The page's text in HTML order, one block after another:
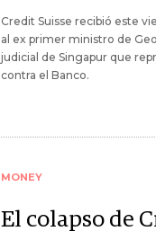
Credit Suisse recibió este
al ex primer ministro de
judicial de Singapur que
contra el Banco.
MONEY
El colapso de